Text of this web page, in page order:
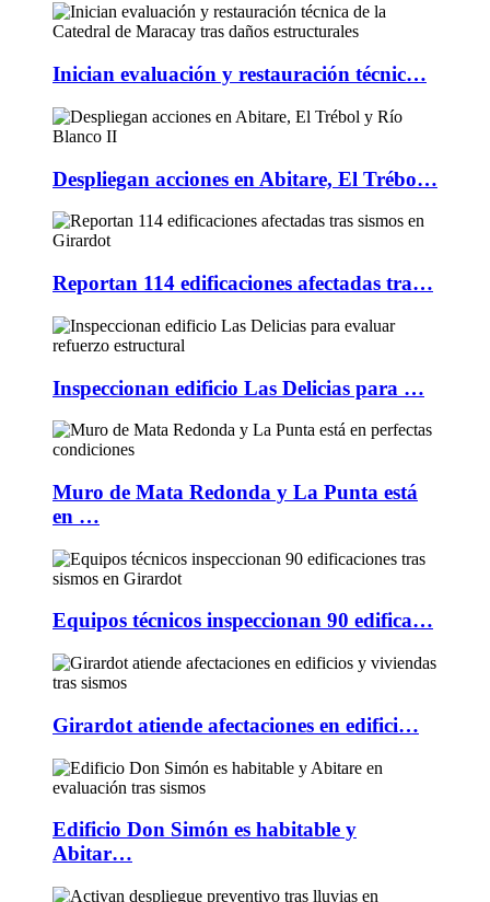
Inician evaluación y restauración técnic…
Despliegan acciones en Abitare, El Trébo…
Reportan 114 edificaciones afectadas tra…
Inspeccionan edificio Las Delicias para …
Muro de Mata Redonda y La Punta está
en …
Equipos técnicos inspeccionan 90 edifica…
Girardot atiende afectaciones en edifici…
Edificio Don Simón es habitable y
Abitar…